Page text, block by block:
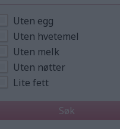
Uten egg
Uten hvetemel
Uten melk
Uten nøtter
Lite fett